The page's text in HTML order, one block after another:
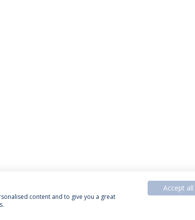
content and to give you a great
Accept all